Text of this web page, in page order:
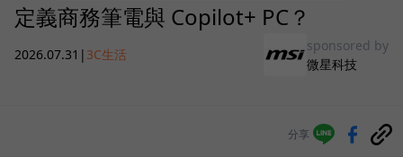
定義商務筆電與 Copilot+ PC？
2026.07.31 | 3C生活
sponsored by
微星科技
分享